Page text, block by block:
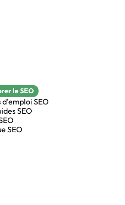
le SEO
SEO
SEO
SEO